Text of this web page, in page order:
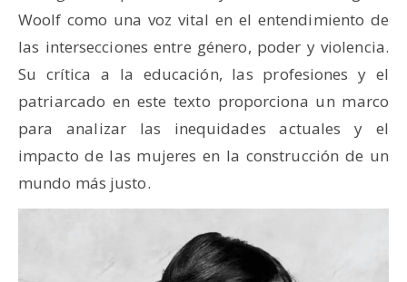
Woolf como una voz vital en el entendimiento de
las intersecciones entre género, poder y violencia.
Su crítica a la educación, las profesiones y el
patriarcado en este texto proporciona un marco
para analizar las inequidades actuales y el
impacto de las mujeres en la construcción de un
mundo más justo.